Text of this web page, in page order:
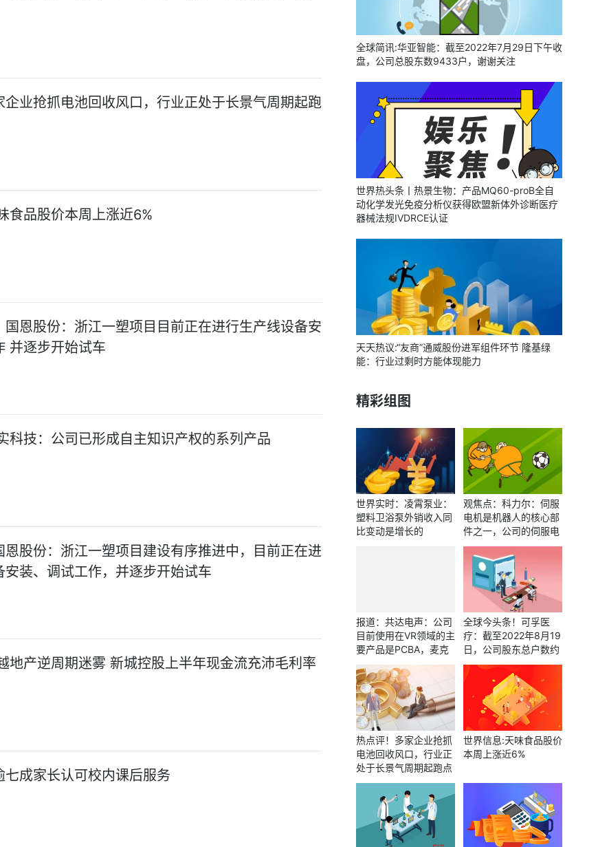
企业抢抓电池回收风口，行业正处于长景气周期起跑
食品股价本周上涨近6%
国恩股份：浙江一塑项目目前正在进行生产线设备安
并逐步开始试车
科技：公司已形成自主知识产权的系列产品
恩股份：浙江一塑项目建设有序推进中，目前正在进
安装、调试工作，并逐步开始试车
地产逆周期迷雾 新城控股上半年现金流充沛毛利率
七成家长认可校内课后服务
全球简讯:华亚智能：截至2022年7月29日下午收
盘，公司总股东数9433户，谢谢关注
世界热头条丨热景生物：产品MQ60-proB全自
动化学发光免疫分析仪获得欧盟新体外诊断医疗
器械法规IVDRCE认证
天天热议:“友商”通威股份进军组件环节 隆基绿
能：行业过剩时方能体现能力
精彩组图
世界实时：凌霄泵业：
塑料卫浴泵外销收入同
比变动是增长的
观焦点：科力尔：伺服
电机是机器人的核心部
件之一，公司的伺服电
机已经达到同行业的领
先水平，并实现了进口
替代
报道：共达电声：公司
目前使用在VR领域的主
要产品是PCBA，麦克
风、喇叭等产品亦可应
用在这一领域
全球今头条！可孚医
疗：截至2022年8月19
日，公司股东总户数约
25000户
热点评！多家企业抢抓
电池回收风口，行业正
处于长景气周期起跑点
世界信息:天味食品股价
本周上涨近6%